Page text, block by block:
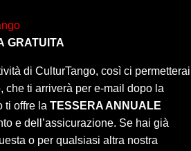
GRATUITA
di CulturTango, così ci permetterai
che ti arriverà per e-mail dopo la
ti offre la TESSERA ANNUALE
e dell’assicurazione. Se hai già
o per qualsiasi altra nostra